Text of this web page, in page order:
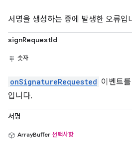
서명을 생성하는 중에 발생한 오류입
signRequestId
숫자
onSignatureRequested 이벤트
입니다.
서명
ArrayBuffer 선택사항